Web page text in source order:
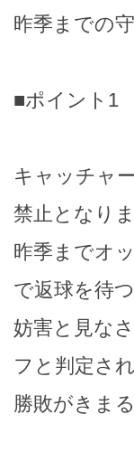
昨季までの
■ポイント1
キャッチャ
禁止となりま
昨季までオ
で返球を待
妨害と見な
フと判定さ
勝敗がきま